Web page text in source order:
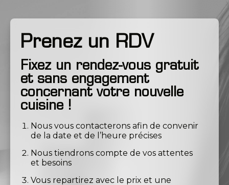
Prenez un RDV
Fixez un rendez-vous gratuit
et sans engagement
concernant votre nouvelle
cuisine !
Nous vous contacterons afin de convenir
de la date et de l’heure précises
Nous tiendrons compte de vos attentes
et besoins
Vous repartirez avec le prix et une